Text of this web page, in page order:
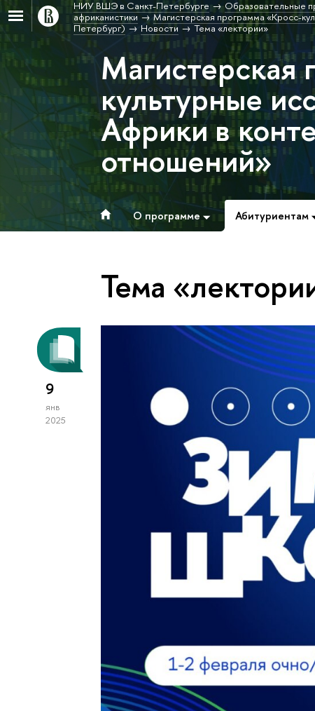
НИУ ВШЭ в Санкт-Петербурге Образовательные
африканистики
Магистерская программа «Кросс-
Петербург)
Новости Тема «лектории»
Магистерская
культурные
Африки в
отношений»
О программе Абитуриентам
Тема
9
янв
2025